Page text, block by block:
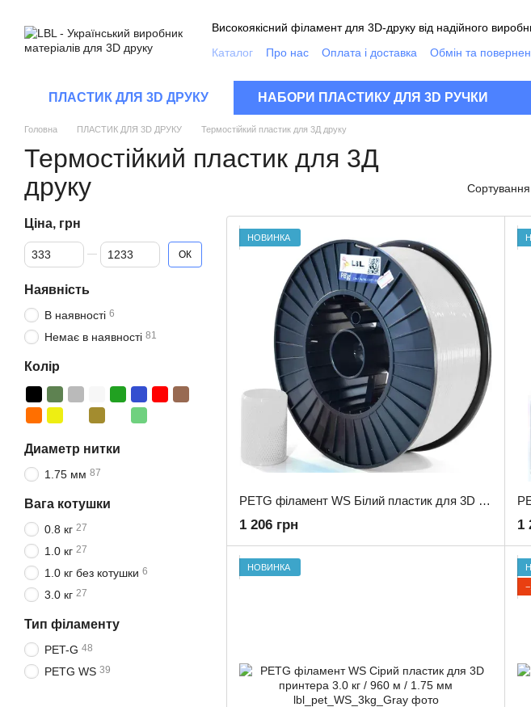
Високоякісний філамент для 3D-друку від надійного
Каталог
Про нас Оплата і доставка
Обмін та
ПЛАСТИК ДЛЯ 3D ДРУКУ НАБОРИ ПЛАСТИКУ ДЛЯ 3D РУЧКИ
Головна ПЛАСТИК ДЛЯ 3D ДРУКУ Термостійкий пластик для 3Д друку
Термостійкий пластик для 3Д
друку
НОВИНКА
PETG філамент WS Білий пластик для 3D принтера 3.0 кг / 960 м / 1.75 мм
1 206 грн 1
НОВИНКА
Ціна, грн
Від Ціна, грн
До Ціна, грн ОК
Наявність
В наявності 6
Немає в наявності 81
Колір
Диаметр нитки
1.75 мм 87
Вага котушки
0.8 кг 27
1.0 кг 27
1.0 кг без котушки 6
3.0 кг 27
Тип філаменту
PET-G 48
PETG WS 39